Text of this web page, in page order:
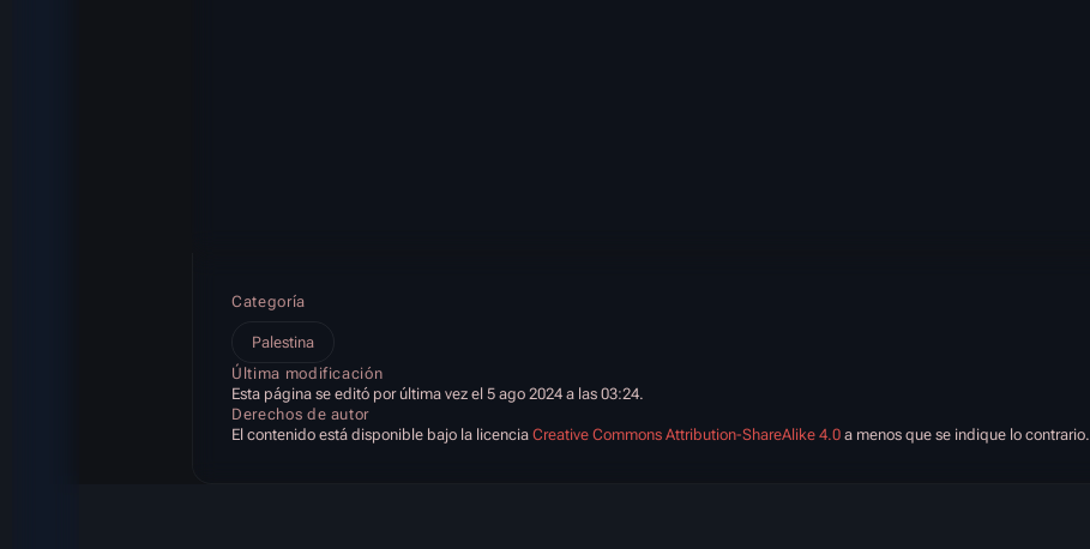
Categoría
Palestina
Última modificación
Esta página se editó por última vez el 5 ago 2024 a las 03:24.
Derechos de autor
El contenido está disponible bajo la licencia Creative Commons Attribution-ShareAlike 4.0 a menos que se indique lo contrario.